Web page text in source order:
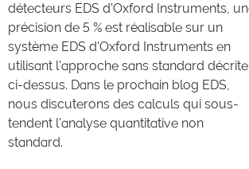
détecteurs EDS d'Oxford Instruments,
précision de 5 % est réalisable sur un
système EDS d'Oxford Instruments en
utilisant l'approche sans standard décrite
ci-dessus. Dans le prochain blog EDS,
nous discuterons des calculs qui sous-
tendent l'analyse quantitative non
standard.